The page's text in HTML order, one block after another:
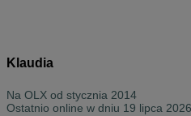
Klaudia
Na OLX od stycznia 2014
Ostatnio online w dniu 19 lipca 2026